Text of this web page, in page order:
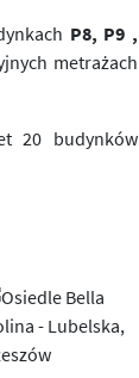
P8, P9 ,
metrażach
20 budynków